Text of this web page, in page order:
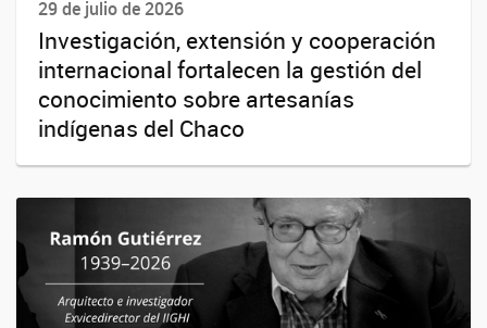
29 de julio de 2026
Investigación, extensión y cooperación
internacional fortalecen la gestión del
conocimiento sobre artesanías
indígenas del Chaco